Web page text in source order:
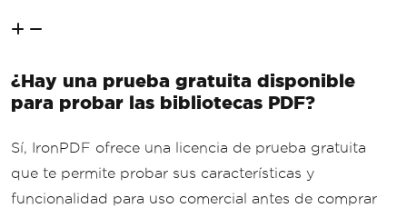
¿Hay una prueba gratuita disponible
para probar las bibliotecas PDF?
Sí, IronPDF ofrece una licencia de prueba gratuita
que te permite probar sus características y
funcionalidad para uso comercial antes de comprar